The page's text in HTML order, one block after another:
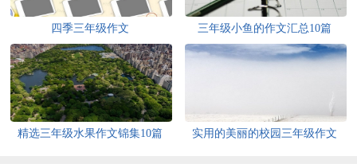
四季三年级作文 三年级小鱼的作文汇总10篇
精选三年级水果作文锦集10篇
实用的美丽的校园三年级作文